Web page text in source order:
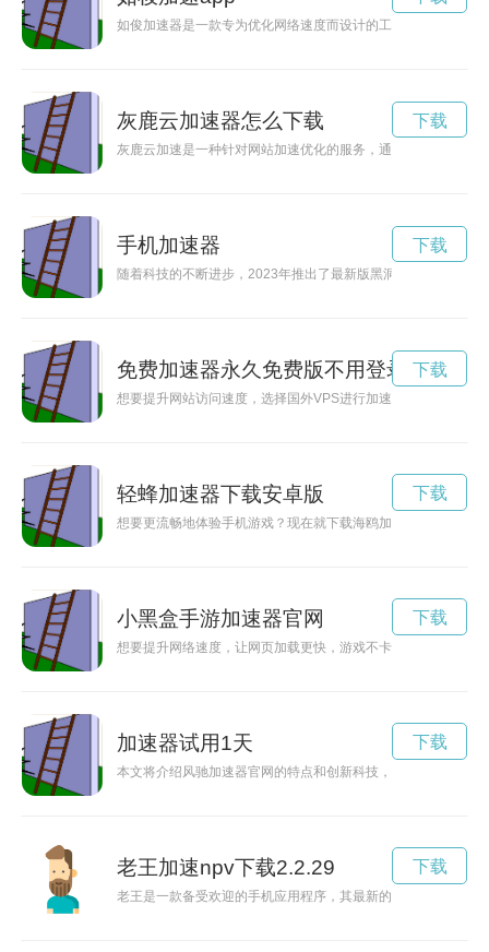
如俊加速器是一款专为优化网络速度而设计的工具，能够帮助
灰鹿云加速器怎么下载
灰鹿云加速是一种针对网站加速优化的服务，通过灵活部署
下载
手机加速器
随着科技的不断进步，2023年推出了最新版黑洞加速器，引领
下载
免费加速器永久免费版不用登录
想要提升网站访问速度，选择国外VPS进行加速是一个不错的
下载
轻蜂加速器下载安卓版
想要更流畅地体验手机游戏？现在就下载海鸥加速器永久免费
下载
小黑盒手游加速器官网
想要提升网络速度，让网页加载更快，游戏不卡顿？赶快下载
下载
加速器试用1天
本文将介绍风驰加速器官网的特点和创新科技，让您更全面地
下载
老王加速npv下载2.2.29
老王是一款备受欢迎的手机应用程序，其最新的v2.2.22版本带
下载